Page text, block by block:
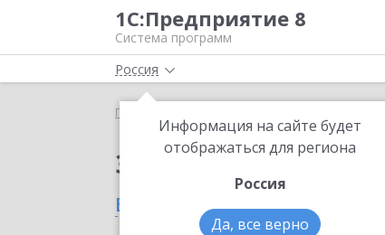
1С:Предприятие 8
Система программ
Россия
Информация на сайте будет
отображаться для региона
Россия
Да, все верно
Главная
Заказать 1С-Чеки
в Альметьевске